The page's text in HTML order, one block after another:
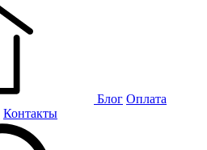
Блог Оплата
Контакты